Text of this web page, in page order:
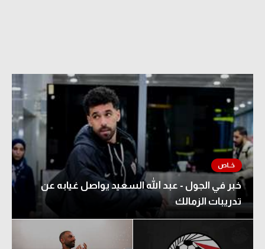
خبر في الجول - عبد الله السعيد يواصل غيابه عن
تدريبات الزمالك